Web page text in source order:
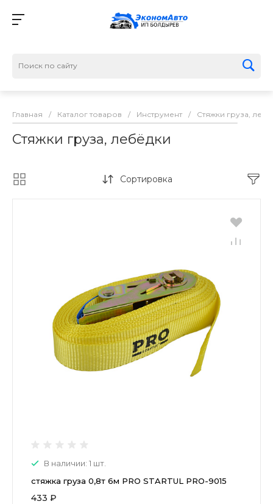
Главная / Каталог товаров / Инструмент / Стяжки груза,
Стяжки груза, лебёдки
Сортировка
В наличии: 1 шт.
стяжка груза 0,8т 6м PRO STARTUL PRO-9015
433 ₽